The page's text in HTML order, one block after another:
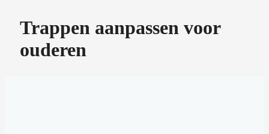
Trappen aanpassen voor
ouderen